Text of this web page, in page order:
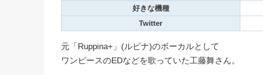
好きな機種
Twitter
元「Ruppina+」(ルピナ)のボーカルとして
ワンピースのEDなどを歌っていた工藤舞さん。